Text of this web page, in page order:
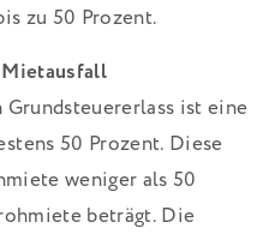
zu 50 Prozent.
ist eine
50 Prozent. Diese
weniger als 50
beträgt. Die